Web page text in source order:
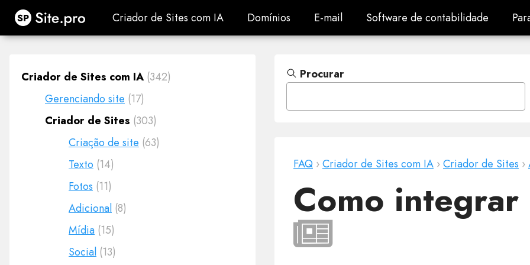
Site.pro Criador de Sites com IA
Criador de Sites com IA Domínios
Domínios E-mail
E-mail Software de contabilidade
Software de contabilidade
Criador de Sites com IA (342)
Gerenciando site (17)
Criador de Sites (303)
Criação de site (63)
Texto (14)
Fotos (11)
Adicional (8)
Mídia (15)
Social (13)
Procurar
FAQ ›Criador de Sites com IA ›Criador de Sites ›
Como